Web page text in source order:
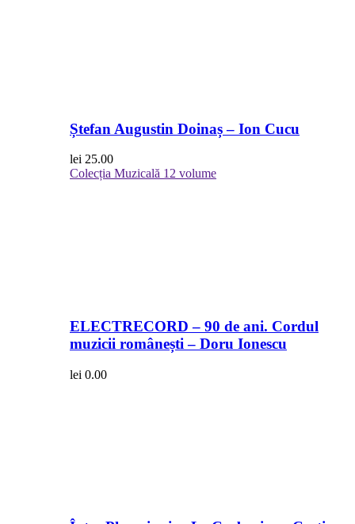
Ștefan Augustin Doinaș – Ion Cucu
lei 25.00
Colecția Muzicală 12 volume
ELECTRECORD – 90 de ani. Cordul
muzicii românești – Doru Ionescu
lei 0.00